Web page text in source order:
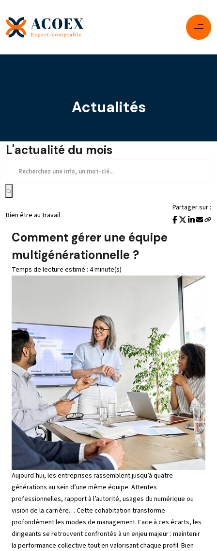
Actualités
L'actualité du mois
Bien être au travail
Partager sur :
Comment gérer une équipe
multigénérationnelle ?
Temps de lecture estimé : 4 minute(s)
Aujourd’hui, les entreprises rassemblent jusqu’à quatre
générations au sein d’une même équipe. Attentes
professionnelles, rapport à l’autorité, usages du numérique ou
vision de la carrière… Cette cohabitation transforme
profondément les modes de management. Face à ces écarts, les
dirigeants se retrouvent confrontés à un enjeu majeur : maintenir
la performance collective tout en valorisant chaque profil. Bien